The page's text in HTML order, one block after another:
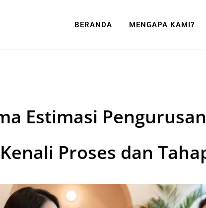
BERANDA MENGAPA KAMI?
Estimasi
Kenali Proses dan